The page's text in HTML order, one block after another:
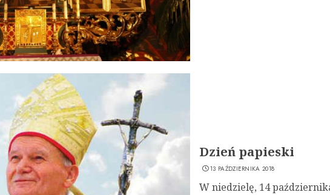
Dzień papieski
13 PAŹDZIERNIKA 2018
W niedzielę, 14